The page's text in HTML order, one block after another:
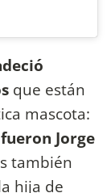
que están
mascota:
Jorge
también
hija de